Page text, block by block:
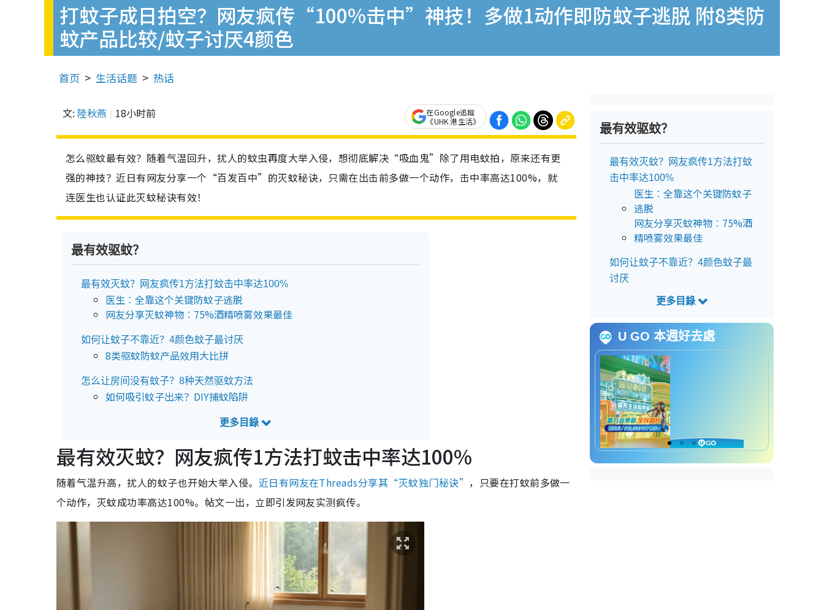
打蚊子成日拍空？网友疯传“100%击中”神技！多做1动作即防蚊子逃脱 附8类防
蚊产品比较/蚊子讨厌4颜色
首页 生活话题 热话
文: 陸秋燕 18小时前
在Google追蹤
《UHK 港生活》
怎么驱蚊最有效？随着气温回升，扰人的蚊虫再度大举入侵，想彻底解决“吸血鬼”除了用电蚊拍，原来还有更
强的神技？近日有网友分享一个“百发百中”的灭蚊秘诀，只需在出击前多做一个动作，击中率高达100%，就
连医生也认证此灭蚊秘诀有效！
最有效驱蚊？
最有效灭蚊？网友疯传1方法打蚊击中率达100%
医生︰全靠这个关键防蚊子逃脱
网友分享灭蚊神物︰75%酒精喷雾效果最佳
如何让蚊子不靠近？4颜色蚊子最讨厌
8类驱蚊防蚊产品效用大比拼
怎么让房间没有蚊子？8种天然驱蚊方法
如何吸引蚊子出来？DIY捕蚊陷阱
灭蚊神曲蚊子听到即“晕陀陀”愈飞愈慢
最有效灭蚊？网友疯传1方法打蚊击中率达100%
随着气温升高，扰人的蚊子也开始大举入侵。 近日有网友在Threads分享其“灭蚊独门秘诀” ，只要在打蚊前多做一
个动作，灭蚊成功率高达100%。帖文一出，立即引发网友实测疯传。
最有效驱蚊？
最有效灭蚊？网友疯传1方法打蚊
击中率达100%
医生︰全靠这个关键防蚊子
逃脱
网友分享灭蚊神物︰75%酒
精喷雾效果最佳
如何让蚊子不靠近？4颜色蚊子最
讨厌
8类驱蚊防蚊产品效用大比
怎么让房间没有蚊子？8种天然驱
蚊方法
如何吸引蚊子出来？DIY捕
蚊陷阱
灭蚊神曲蚊子听到即“晕陀陀”愈飞
愈慢
蚊子吸血速度慢近四倍
U GO 本週好去處